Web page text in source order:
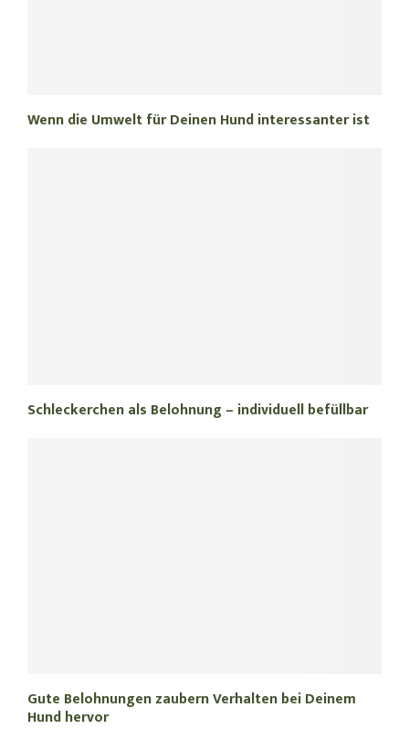
Wenn die Umwelt für Deinen Hund interessanter ist
Schleckerchen als Belohnung – individuell befüllbar
Gute Belohnungen zaubern Verhalten bei Deinem
Hund hervor